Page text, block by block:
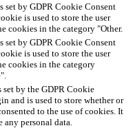
set by GDPR Cookie Consent
is used to store the user
cookies in the category "Other.
set by GDPR Cookie Consent
is used to store the user
cookies in the category
set by the GDPR Cookie
and is used to store whether or
to the use of cookies. It
any personal data.